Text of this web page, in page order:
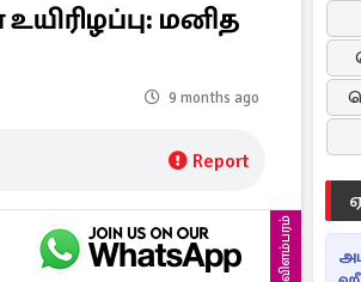
மனித
9 months ago
Report
விளம்பரம்